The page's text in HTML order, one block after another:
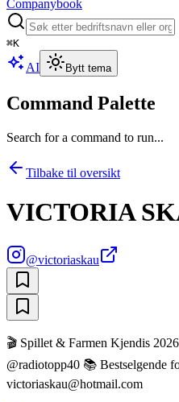
Companybook
⌘K
AI Bytt tema
Command Palette
Search for a command to run...
Tilbake til oversikt
VICTORIA
@victoriaskau
🎬 Spillet & Farmen Kjendis
@radiotopp40 📚 Bestselgende
victoriaskau@hotmail.com